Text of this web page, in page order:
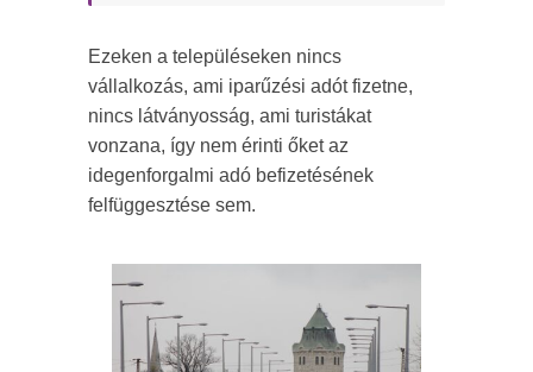
Ezeken a településeken nincs
vállalkozás, ami iparűzési adót fizetne,
nincs látványosság, ami turistákat
vonzana, így nem érinti őket az
idegenforgalmi adó befizetésének
felfüggesztése sem.